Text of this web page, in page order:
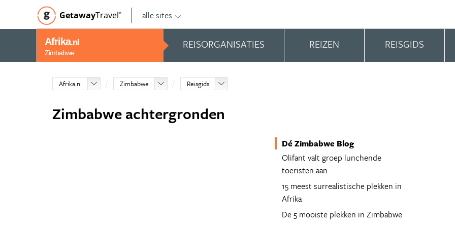
GetawayTravel© alle sites
Afrika.nl
Zimbabwe
REISORGANISATIES REIZEN REISGIDS
Afrika.nl Zimbabwe Reisgids
Zimbabwe achtergronden
Dé Zimbabwe Blog
Olifant valt groep lunchende
toeristen aan
15 meest surrealistische plekken in
Afrika
De 5 mooiste plekken in Zimbabwe